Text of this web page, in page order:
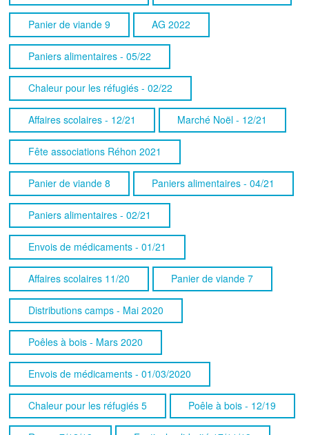
Panier de viande 9 AG 2022
Paniers alimentaires - 05/22
Chaleur pour les réfugiés - 02/22
Affaires scolaires - 12/21 Marché Noël - 12/21
Fête associations Réhon 2021
Panier de viande 8 Paniers alimentaires - 04/21
Paniers alimentaires - 02/21
Envois de médicaments - 01/21
Affaires scolaires 11/20 Panier de viande 7
Distributions camps - Mai 2020
Poêles à bois - Mars 2020
Envois de médicaments - 01/03/2020
Chaleur pour les réfugiés 5 Poêle à bois - 12/19